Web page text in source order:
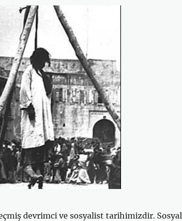
devrimci ve sosyalist tarihimizdir. Sosyal